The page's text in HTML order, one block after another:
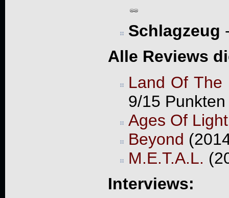
Schlagzeug
Alle Reviews
Land Of The
9/15 Punkten
Ages Of
Beyond
M.E.T.A.L.
Interviews: